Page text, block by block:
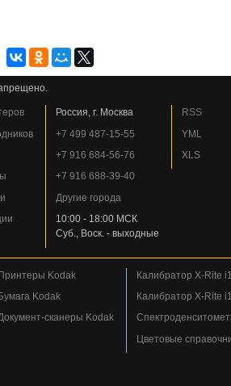
Россия, г. Москва
+7 499 487-15-55
+7 916 684-56-76
+7 916 688-39-40
Другие города
10:00 - 18:00 МСК
Суб., Воск. - выходные
RSS
YML
XLS
Kodak
Бумага Kodak
сканеры Kodak
Калибратор X-Rite
Калибратор X-Rite
Цветовые